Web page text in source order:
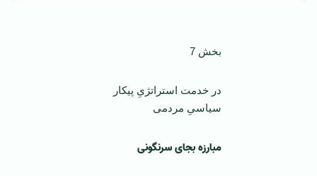
بخش 7
در خدمت استراتژیِ پیکار
سیاسیِ مردمی
مبارزه بجای سرنگونی